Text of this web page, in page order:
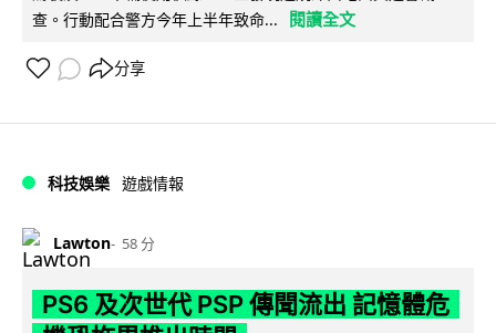
查。行動配合警方今年上半年致命...
閱讀全文
分享
科技娛樂 遊戲情報
Lawton 58 分
PS6 及次世代 PSP 傳聞流出 記憶體危